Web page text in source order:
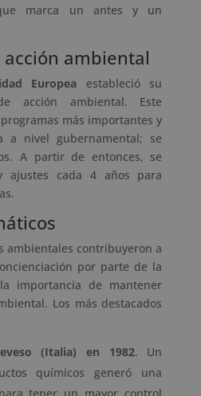
marca un antes y un
acción ambiental
Europea estableció su
acción ambiental. Este
más importantes y
a nivel gubernamental; se
A partir de entonces, se
ajustes cada 4 años para
ambientales contribuyeron a
por parte de la
importancia de mantener
Los más destacados
(Italia) en 1982. Un
químicos generó una